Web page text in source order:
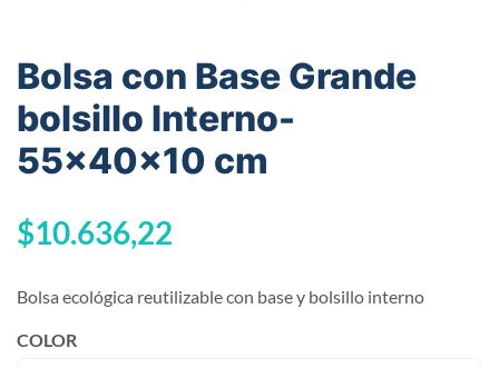
Bolsa con Base Grande
bolsillo Interno-
55x40x10 cm
$10.636,22
Bolsa ecológica reutilizable con base y bolsillo interno
COLOR